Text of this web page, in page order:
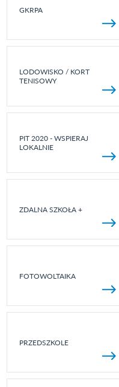
GKRPA
LODOWISKO / KORT
TENISOWY
PIT 2020 - WSPIERAJ
LOKALNIE
ZDALNA SZKOŁA +
FOTOWOLTAIKA
PRZEDSZKOLE